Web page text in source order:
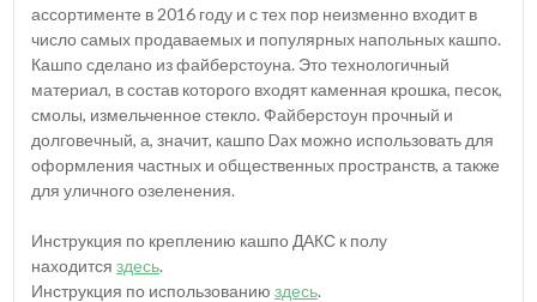
ассортименте в 2016 году и с тех пор неизменно входит в
число самых продаваемых и популярных напольных кашпо.
Кашпо сделано из файберстоуна. Это технологичный
материал, в состав которого входят каменная крошка, песок,
смолы, измельченное стекло. Файберстоун прочный и
долговечный, а, значит, кашпо Dax можно использовать для
оформления частных и общественных пространств, а также
для уличного озеленения.
Инструкция по креплению кашпо ДАКС к полу
находится здесь.
Инструкция по использованию здесь.